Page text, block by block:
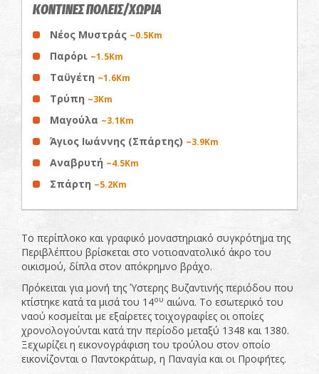
ΚΟΝΤΙΝΕΣ ΠΟΛΕΙΣ/ΧΩΡΙΑ
Νέος Μυστράς ~0.5Km
Παρόρι ~1.5Km
Ταϋγέτη ~1.6Km
Τρύπη ~3Km
Μαγούλα ~3.1Km
Άγιος Ιωάννης (Σπάρτης) ~3.9Km
Αναβρυτή ~4.5Km
Σπάρτη ~5.2Km
Το περίπλοκο και γραφικό μοναστηριακό συγκρότημα της
Περιβλέπτου βρίσκεται στο νοτιοανατολικό άκρο του
οικισμού, δίπλα στον απόκρημνο βράχο.
Πρόκειται για μονή της Ύστερης Βυζαντινής περιόδου που
κτίστηκε κατά τα μισά του 14ου αιώνα. Το εσωτερικό του
ναού κοσμείται με εξαίρετες τοιχογραφίες οι οποίες
χρονολογούνται κατά την περίοδο μεταξύ 1348 και 1380.
Ξεχωρίζει η εικονογράφιση του τρούλου στον οποίο
εικονίζονται ο Παντοκράτωρ, η Παναγία και οι Προφήτες.